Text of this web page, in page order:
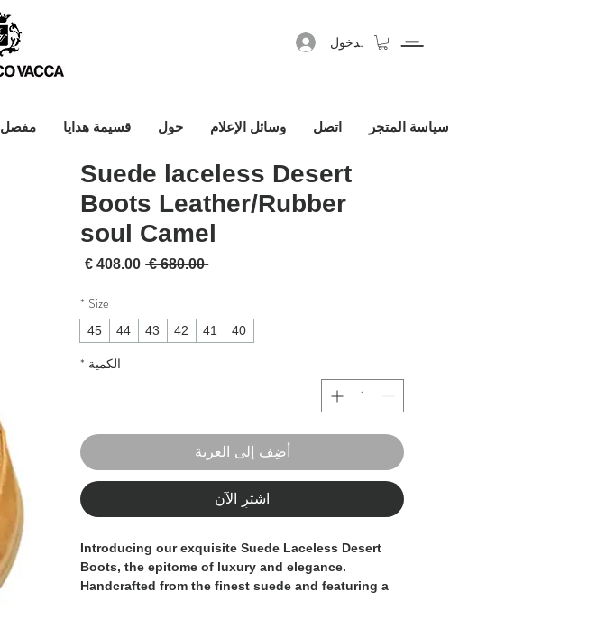
تسجيل الدخول
مفصل قسيمة هدايا حول وسائل الإعلام اتصل سياسة المتجر
Suede laceless Desert
Boots Leather/Rubber
soul Camel
‏680.00 € سعر عاديسعر البيع
Size
*
40
41
42
43
44
45
الكمية *
أضِف إلى العربة
اشترِ الآن
Introducing our exquisite Suede Laceless Desert
Boots, the epitome of luxury and elegance.
Handcrafted from the finest suede and featuring a